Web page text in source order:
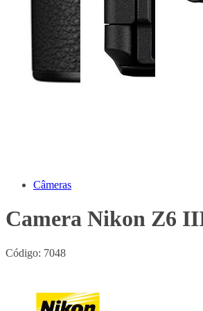
Câmeras
Camera Nikon Z6
Código: 7048